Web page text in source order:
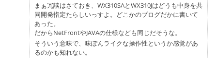
まぁ冗談はさておき、WX310SAとWX310Jはどうも中身を共
同開発指定たらしいっすよ。どこかのブログだかに書いて
あった。
だからNetFrontやJAVAの仕様なども同じだそうな。
そういう意味で、味ぽんライクな操作性というか感覚があ
るのかも知れない。